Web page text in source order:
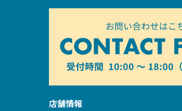
店舗情報